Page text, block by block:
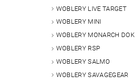
WOBLERY LIVE TARGET
WOBLERY MINI
WOBLERY MONARCH DOK
WOBLERY RSP
WOBLERY SALMO
WOBLERY SAVAGEGEAR